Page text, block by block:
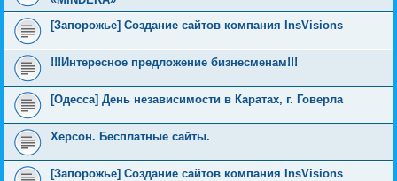
[Запорожье] Создание сайтов компания InsVisions
!!!Интересное предложение бизнесменам!!!
[Одесса] День независимости в Каратах, г. Говерла
Херсон. Бесплатные сайты.
[Запорожье] Создание сайтов компания InsVisions